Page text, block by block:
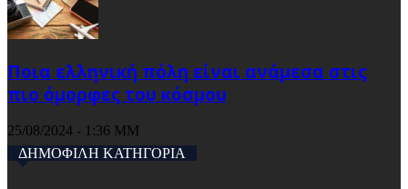
Ποια ελληνική πόλη είναι ανάμεσα στις
πιο όμορφες του κόσμου
25/08/2024 - 1:36 ΜΜ
ΔΗΜΟΦΙΛΗ ΚΑΤΗΓΟΡΙΑ